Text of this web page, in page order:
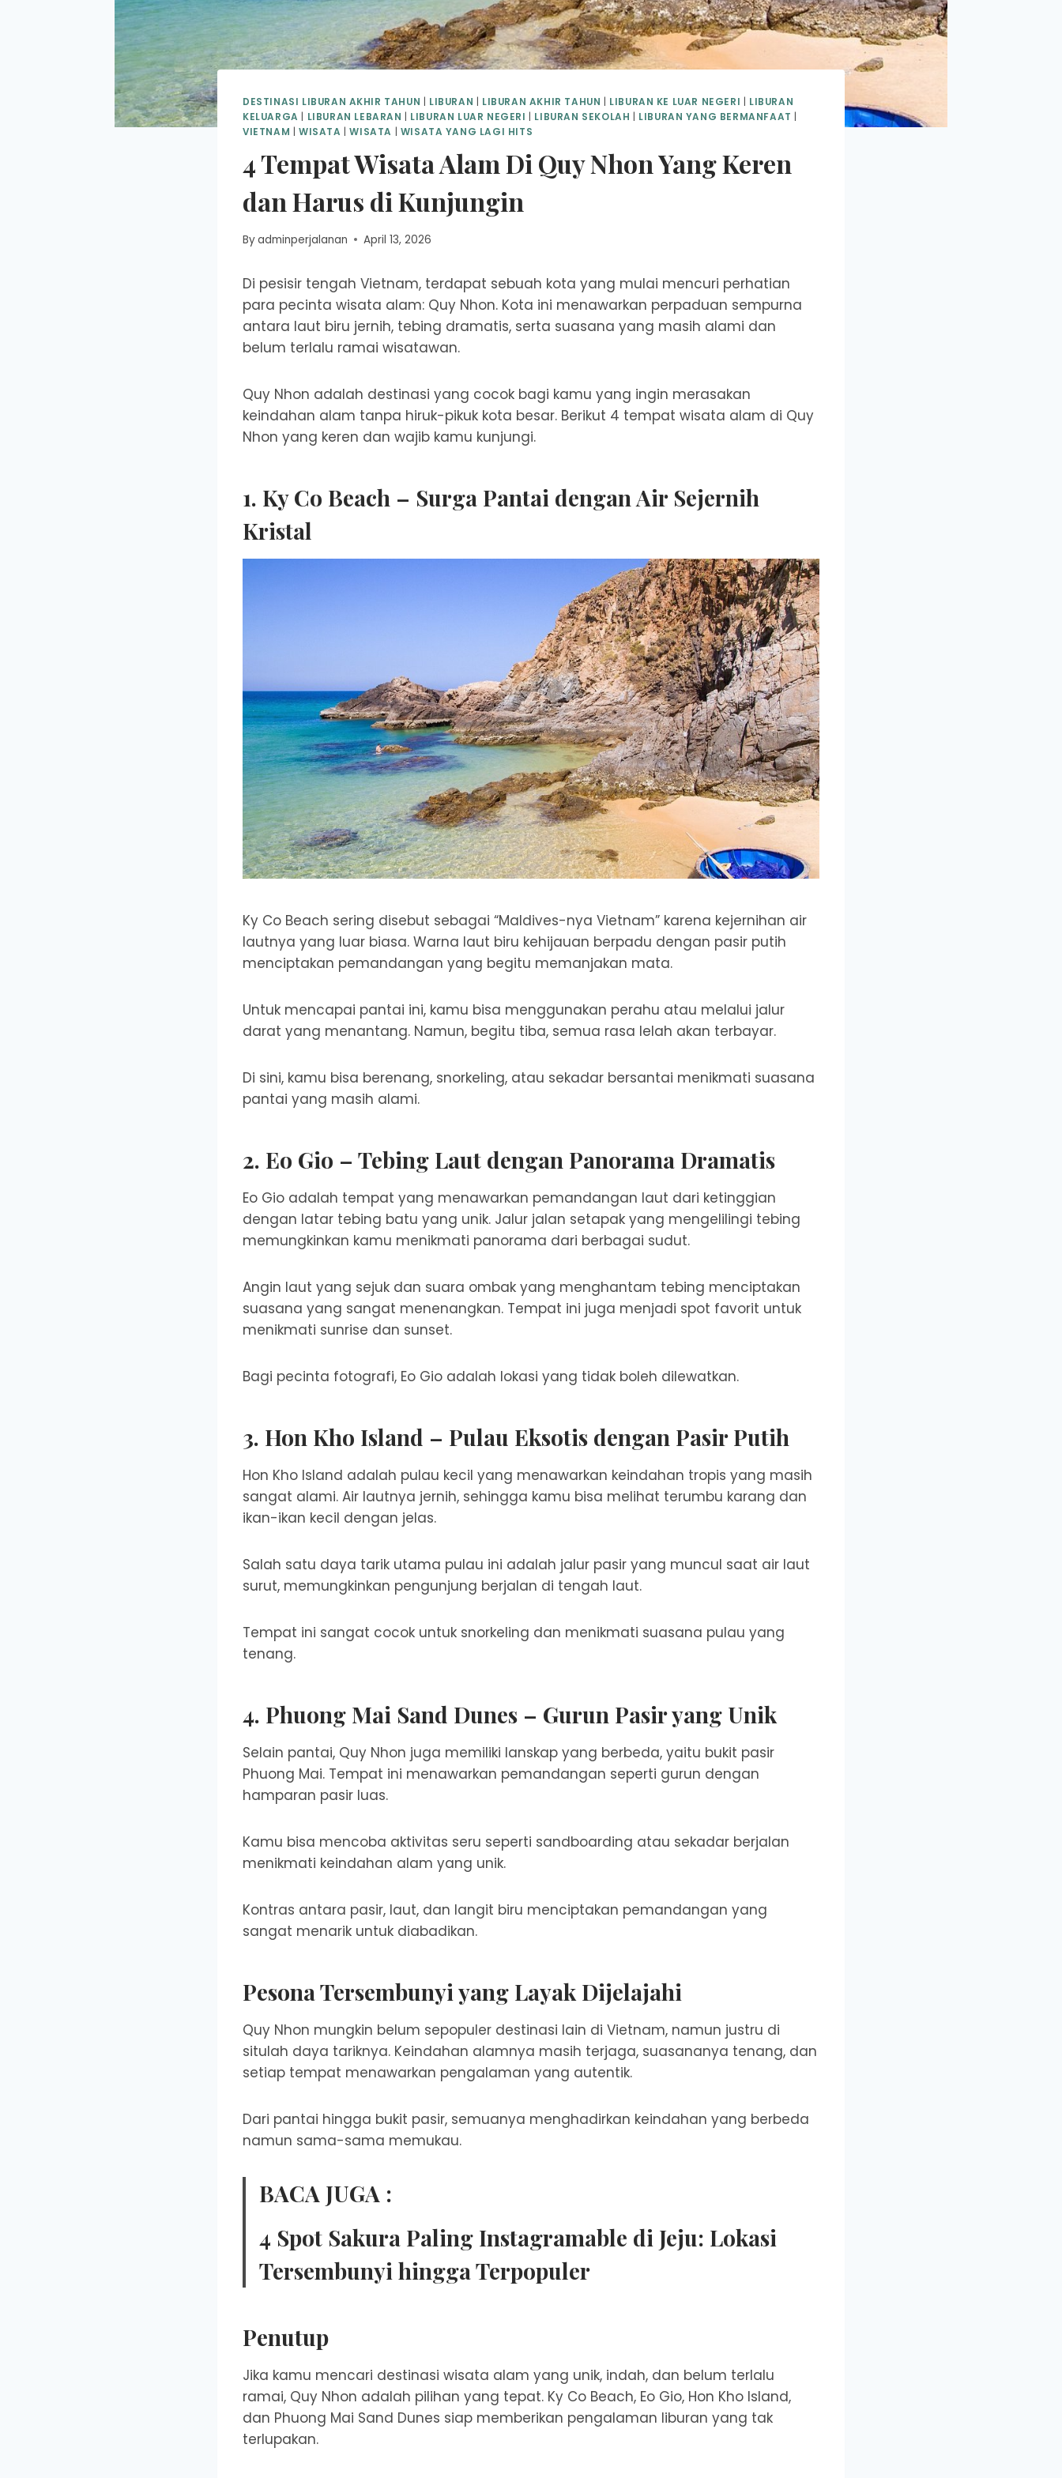
DESTINASI LIBURAN AKHIR TAHUN LIBURAN LIBURAN AKHIR TAHUN LIBURAN KE LUAR NEGERI
LIBURAN
KELUARGA
LIBURAN LEBARAN LIBURAN LUAR NEGERI LIBURAN SEKOLAH LIBURAN YANG BERMANFAAT
VIETNAM
WISATA |WISATA WISATA YANG LAGI HITS
4 Tempat Wisata Alam Di Quy Nhon Yang Keren
dan Harus di Kunjungin
Byadminperjalanan April 13, 2026
Di pesisir tengah Vietnam, terdapat sebuah kota yang mulai mencuri perhatian
para pecinta wisata alam: Quy Nhon. Kota ini menawarkan perpaduan sempurna
antara laut biru jernih, tebing dramatis, serta suasana yang masih alami dan
belum terlalu ramai wisatawan.
Quy Nhon adalah destinasi yang cocok bagi kamu yang ingin merasakan
keindahan alam tanpa hiruk-pikuk kota besar. Berikut 4 tempat wisata alam di Quy
Nhon yang keren dan wajib kamu kunjungi.
1. Ky Co Beach – Surga Pantai dengan Air Sejernih
Kristal
Ky Co Beach sering disebut sebagai “Maldives-nya Vietnam” karena kejernihan air
lautnya yang luar biasa. Warna laut biru kehijauan berpadu dengan pasir putih
menciptakan pemandangan yang begitu memanjakan mata.
Untuk mencapai pantai ini, kamu bisa menggunakan perahu atau melalui jalur
darat yang menantang. Namun, begitu tiba, semua rasa lelah akan terbayar.
Di sini, kamu bisa berenang, snorkeling, atau sekadar bersantai menikmati suasana
pantai yang masih alami.
2. Eo Gio – Tebing Laut dengan Panorama Dramatis
Eo Gio adalah tempat yang menawarkan pemandangan laut dari ketinggian
dengan latar tebing batu yang unik. Jalur jalan setapak yang mengelilingi tebing
memungkinkan kamu menikmati panorama dari berbagai sudut.
Angin laut yang sejuk dan suara ombak yang menghantam tebing menciptakan
suasana yang sangat menenangkan. Tempat ini juga menjadi spot favorit untuk
menikmati sunrise dan sunset.
Bagi pecinta fotografi, Eo Gio adalah lokasi yang tidak boleh dilewatkan.
3. Hon Kho Island – Pulau Eksotis dengan Pasir Putih
Hon Kho Island adalah pulau kecil yang menawarkan keindahan tropis yang masih
sangat alami. Air lautnya jernih, sehingga kamu bisa melihat terumbu karang dan
ikan-ikan kecil dengan jelas.
Salah satu daya tarik utama pulau ini adalah jalur pasir yang muncul saat air laut
surut, memungkinkan pengunjung berjalan di tengah laut.
Tempat ini sangat cocok untuk snorkeling dan menikmati suasana pulau yang
tenang.
4. Phuong Mai Sand Dunes – Gurun Pasir yang Unik
Selain pantai, Quy Nhon juga memiliki lanskap yang berbeda, yaitu bukit pasir
Phuong Mai. Tempat ini menawarkan pemandangan seperti gurun dengan
hamparan pasir luas.
Kamu bisa mencoba aktivitas seru seperti sandboarding atau sekadar berjalan
menikmati keindahan alam yang unik.
Kontras antara pasir, laut, dan langit biru menciptakan pemandangan yang
sangat menarik untuk diabadikan.
Pesona Tersembunyi yang Layak Dijelajahi
Quy Nhon mungkin belum sepopuler destinasi lain di Vietnam, namun justru di
situlah daya tariknya. Keindahan alamnya masih terjaga, suasananya tenang, dan
setiap tempat menawarkan pengalaman yang autentik.
Dari pantai hingga bukit pasir, semuanya menghadirkan keindahan yang berbeda
namun sama-sama memukau.
BACA JUGA :
4 Spot Sakura Paling Instagramable di Jeju: Lokasi
Tersembunyi hingga Terpopuler
Penutup
Jika kamu mencari destinasi wisata alam yang unik, indah, dan belum terlalu
ramai, Quy Nhon adalah pilihan yang tepat. Ky Co Beach, Eo Gio, Hon Kho Island,
dan Phuong Mai Sand Dunes siap memberikan pengalaman liburan yang tak
terlupakan.